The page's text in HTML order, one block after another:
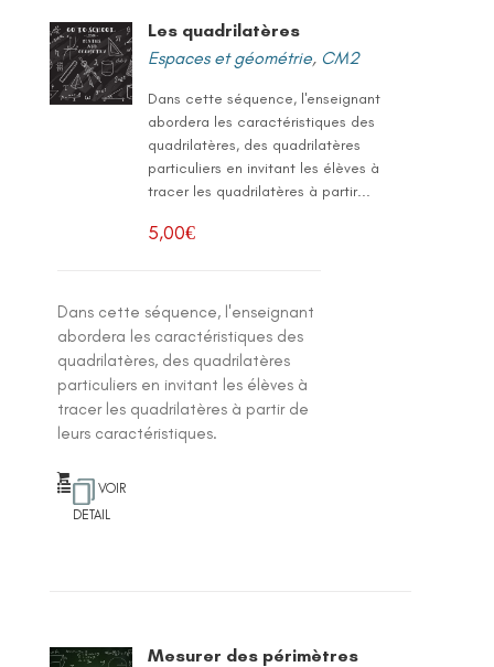
Les quadrilatères
Espaces et géométrie, CM2
Dans cette séquence, l'enseignant
abordera les caractéristiques des
quadrilatères, des quadrilatères
particuliers en invitant les élèves à
tracer les quadrilatères à partir...
5,00€
Dans cette séquence, l'enseignant
abordera les caractéristiques des
quadrilatères, des quadrilatères
particuliers en invitant les élèves à
tracer les quadrilatères à partir de
leurs caractéristiques.
VOIR
DETAIL
Mesurer des périmètres